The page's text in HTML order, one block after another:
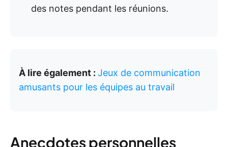
des notes pendant les réunions.
À lire également : Jeux de communication
amusants pour les équipes au travail
Anecdotes personnelles